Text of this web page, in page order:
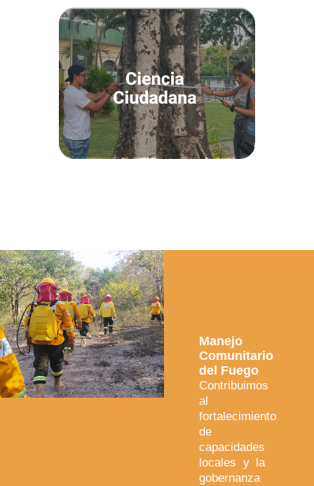
Manejo
Comunitario
del Fuego
Contribuimos
al
fortalecimiento
de
capacidades
locales y la
gobernanza